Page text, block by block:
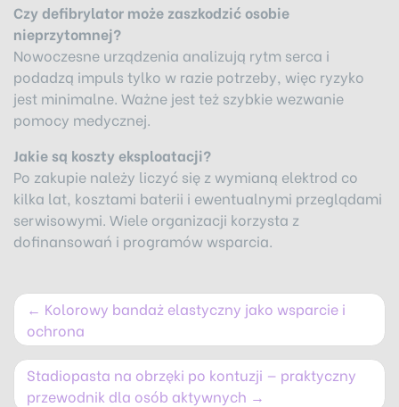
Czy defibrylator może zaszkodzić osobie
nieprzytomnej?
Nowoczesne urządzenia analizują rytm serca i
podadzą impuls tylko w razie potrzeby, więc ryzyko
jest minimalne. Ważne jest też szybkie wezwanie
pomocy medycznej.
Jakie są koszty eksploatacji?
Po zakupie należy liczyć się z wymianą elektrod co
kilka lat, kosztami baterii i ewentualnymi przeglądami
serwisowymi. Wiele organizacji korzysta z
dofinansowań i programów wsparcia.
Nawigacja
wpisu
Kolorowy bandaż elastyczny jako wsparcie i
ochrona
Stadiopasta na obrzęki po kontuzji — praktyczny
przewodnik dla osób aktywnych